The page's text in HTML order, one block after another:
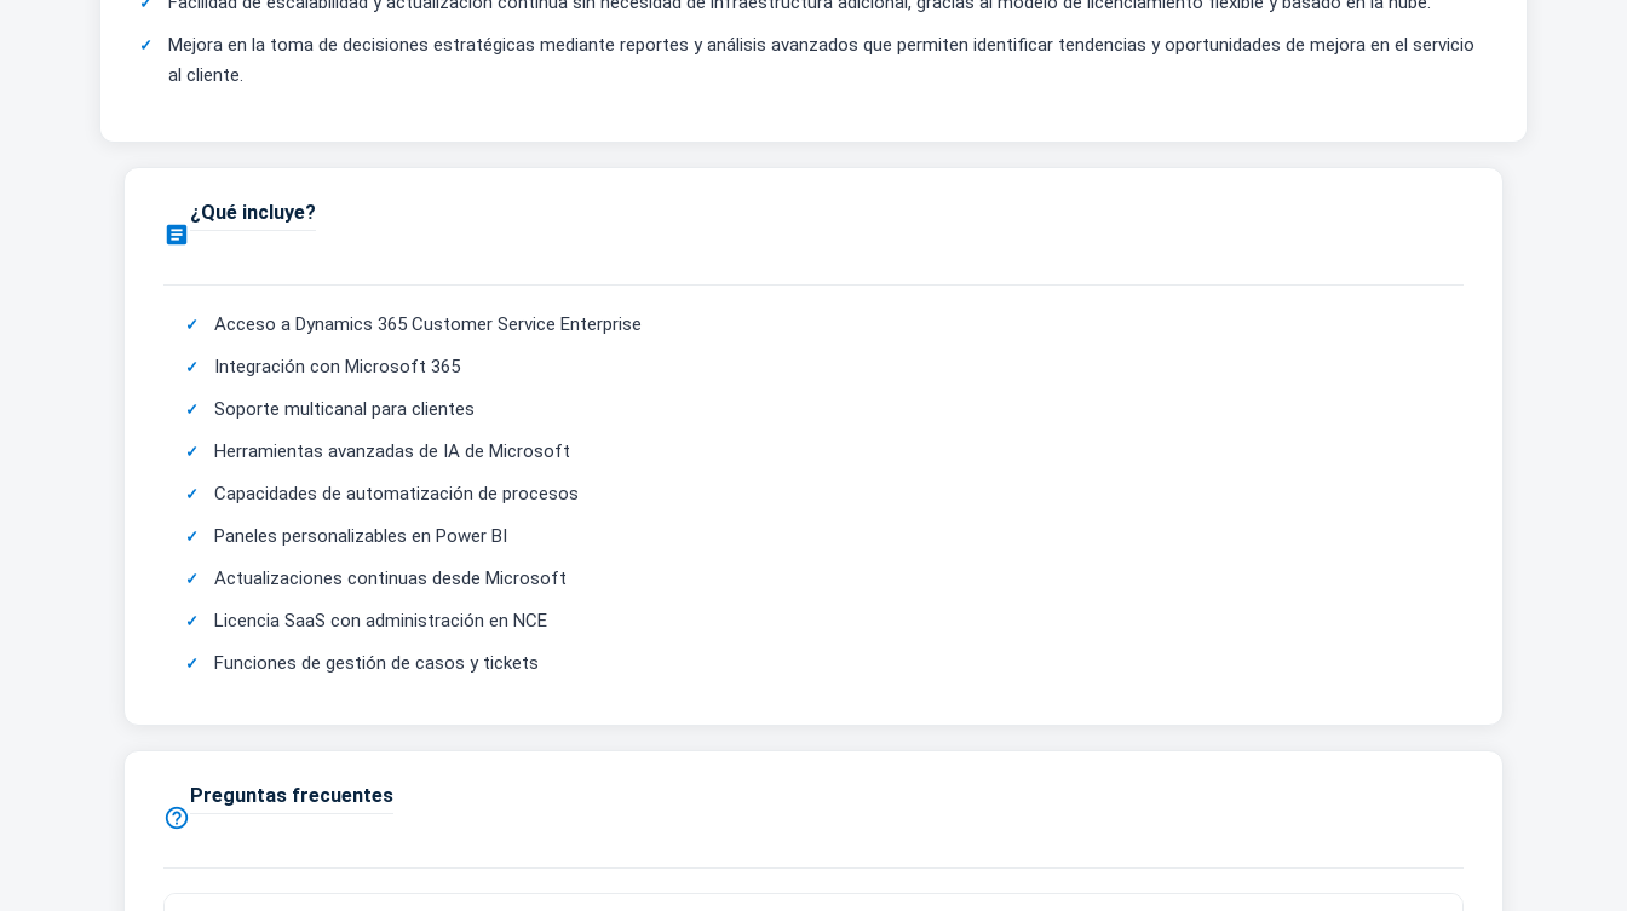
Mejora en la toma de decisiones estratégicas mediante reportes y análisis avanzados que permiten identificar tendencias y oportunidades de mejora en el servicio
al cliente.

¿Qué incluye?
Acceso a Dynamics 365 Customer Service Enterprise
Integración con Microsoft 365
Soporte multicanal para clientes
Herramientas avanzadas de IA de Microsoft
Capacidades de automatización de procesos
Paneles personalizables en Power BI
Actualizaciones continuas desde Microsoft
Licencia SaaS con administración en NCE
Funciones de gestión de casos y tickets

Preguntas frecuentes